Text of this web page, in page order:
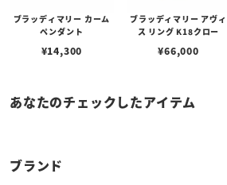
ブラッディマリー カーム
ペンダント
¥14,300
ブラッディマリー アヴィ
ス リング K18クロー
¥66,000
あなたのチェックしたアイテム
ブランド